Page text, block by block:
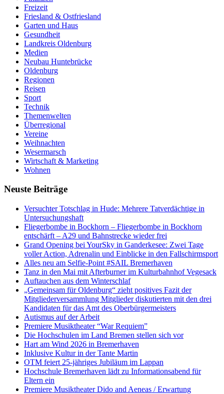
Freizeit
Friesland & Ostfriesland
Garten und Haus
Gesundheit
Landkreis Oldenburg
Medien
Neubau Huntebrücke
Oldenburg
Regionen
Reisen
Sport
Technik
Themenwelten
Überregional
Vereine
Weihnachten
Wesermarsch
Wirtschaft & Marketing
Wohnen
Neuste Beiträge
Versucht­er Totschlag in Hude: Mehrere Tatverdächtige in
Untersuchungshaft
Fliegerbombe in Bockhorn – Fliegerbombe in Bockhorn
entschärft – A29 und Bahnstrecke wieder frei
Grand Opening bei YourSky in Ganderkesee: Zwei Tage
voller Action, Adrenalin und Einblicke in den Fallschirmsport
Alles neu am Selfie-Point #SAIL Bremerhaven
Tanz in den Mai mit Afterburner im Kulturbahnhof Vegesack
Auftauchen aus dem Winterschlaf
„Gemeinsam für Oldenburg“ zieht positives Fazit der
Mitgliederversammlung Mitglieder diskutierten mit den drei
Kandidaten für das Amt des Oberbürgermeisters
Autismus auf der Arbeit
Premiere Musiktheater “War Requiem”
Die Hochschulen im Land Bremen stellen sich vor
Hart am Wind 2026 in Bremerhaven
Inklusive Kultur in der Tante Martin
OTM feiert 25-jähriges Jubiläum im Lappan
Hochschule Bremerhaven lädt zu Informationsabend für
Eltern ein
Premiere Musiktheater Dido and Aeneas / Erwartung